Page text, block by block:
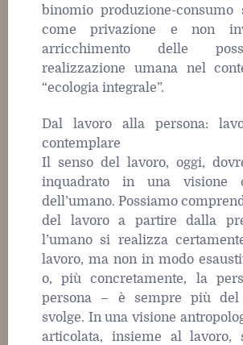
binomio produzione-consumo
come privazione e non
arricchimento delle
realizzazione umana nel
“ecologia integrale”.
Dal lavoro alla persona:
contemplare
Il senso del lavoro, oggi,
inquadrato in una visione
dell’umano. Possiamo
del lavoro a partire dalla
l’umano si realizza
lavoro, ma non in modo
o, più concretamente, la
persona – è sempre più del
svolge. In una visione
articolata, insieme al lavoro,